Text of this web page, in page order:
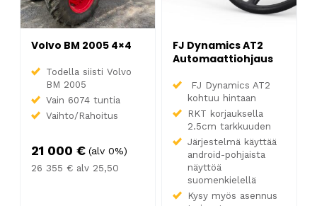
Volvo BM 2005 4×4
Todella siisti Volvo
BM 2005
Vain 6074 tuntia
Vaihto/Rahoitus
21 000 € (alv 0%)
26 355 €alv 25,50
FJ Dynamics AT2
Automaattiohjaus
FJ Dynamics AT2
kohtuu hintaan
RKT korjauksella
2.5cm tarkkuuden
Järjestelmä käyttää
android-pohjaista
näyttöä
suomenkielellä
Kysy myös asennus